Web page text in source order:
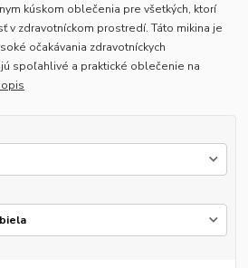
kúskom oblečenia pre všetkých, ktorí
v zdravotníckom prostredí. Táto mikina je
očakávania zdravotníckych
spoľahlivé a praktické oblečenie na